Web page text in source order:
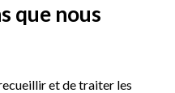
que nous
et de traiter les